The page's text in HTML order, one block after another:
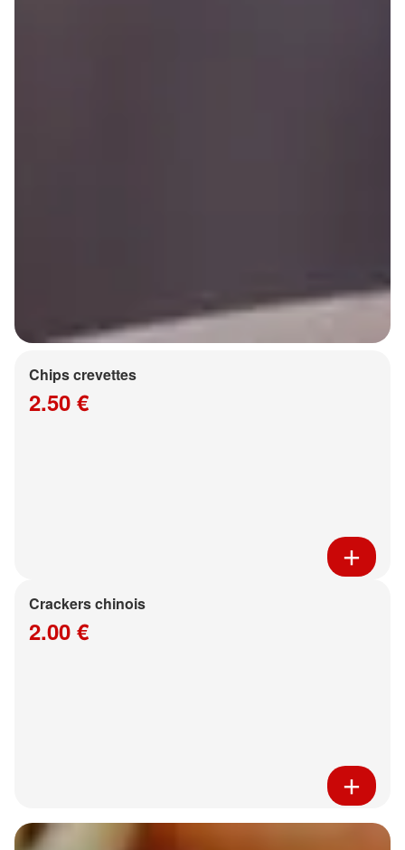
Chips crevettes
2.50 €
Crackers chinois
2.00 €